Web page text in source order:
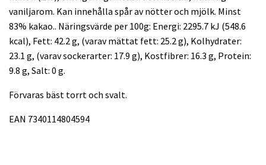
vaniljarom. Kan innehålla spår av nötter och mjölk. Minst
83% kakao.. Näringsvärde per 100g: Energi: 2295.7 kJ (548.6
kcal), Fett: 42.2 g, (varav mättat fett: 25.2 g), Kolhydrater:
23.1 g, (varav sockerarter: 17.9 g), Kostfibrer: 16.3 g, Protein:
9.8 g, Salt: 0 g.
Förvaras bäst torrt och svalt.
EAN 7340114804594